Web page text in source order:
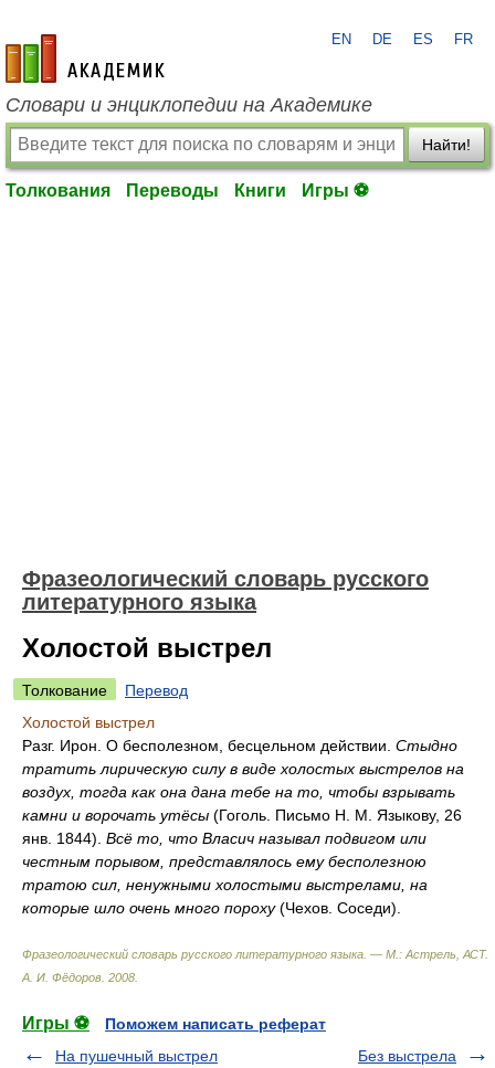
academic.ru
EN DE ES FR
Словари и энциклопедии на Академике
Найти!
Толкования Переводы Книги Игры ⚽
Фразеологический словарь русского
литературного языка
Холостой выстрел
Толкование
Перевод
Холостой выстрел
Разг. Ирон. О бесполезном, бесцельном действии. Стыдно
тратить лирическую силу в виде холостых выстрелов на
воздух, тогда как она дана тебе на то, чтобы взрывать
камни и ворочать утёсы (Гоголь. Письмо Н. М. Языкову, 26
янв. 1844). Всё то, что Власич называл подвигом или
честным порывом, представлялось ему бесполезною
тратою сил, ненужными холостыми выстрелами, на
которые шло очень много пороху(Чехов. Соседи).
Фразеологический словарь русского литературного языка. — М.: Астрель, АСТ.
А. И. Фёдоров 2008
Игры ⚽
Поможем написать реферат
На пушечный выстрел
Без выстрела